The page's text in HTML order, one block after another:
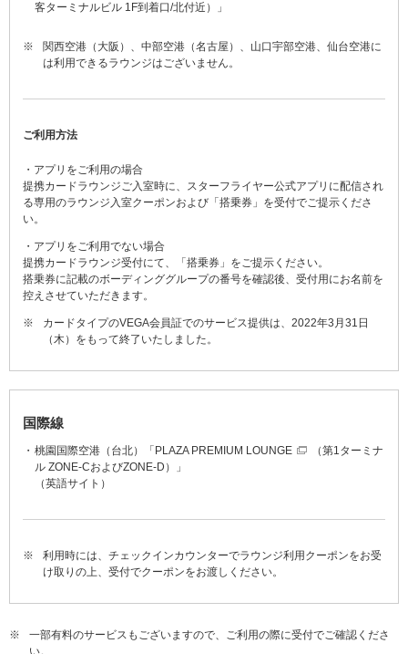
客ターミナルビル 1F到着口/北付近）」
※
関西空港（大阪）、中部空港（名古屋）、山口宇部空港、仙台空港に
は利用できるラウンジはございません。
ご利用方法
・アプリをご利用の場合
提携カードラウンジご入室時に、スターフライヤー公式アプリに配信され
る専用のラウンジ入室クーポンおよび「搭乗券」を受付でご提示くださ
い。
・アプリをご利用でない場合
提携カードラウンジ受付にて、「搭乗券」をご提示ください。
搭乗券に記載のボーディンググループの番号を確認後、受付用にお名前を
控えさせていただきます。
※
カードタイプのVEGA会員証でのサービス提供は、2022年3月31日
（木）をもって終了いたしました。
国際線
桃園国際空港（台北）「 PLAZA PREMIUM LOUNGE
（第1ターミナ
ル ZONE-CおよびZONE-D）」
（英語サイト）
※
利用時には、チェックインカウンターでラウンジ利用クーポンをお受
け取りの上、受付でクーポンをお渡しください。
※
一部有料のサービスもございますので、ご利用の際に受付でご確認くださ
い。